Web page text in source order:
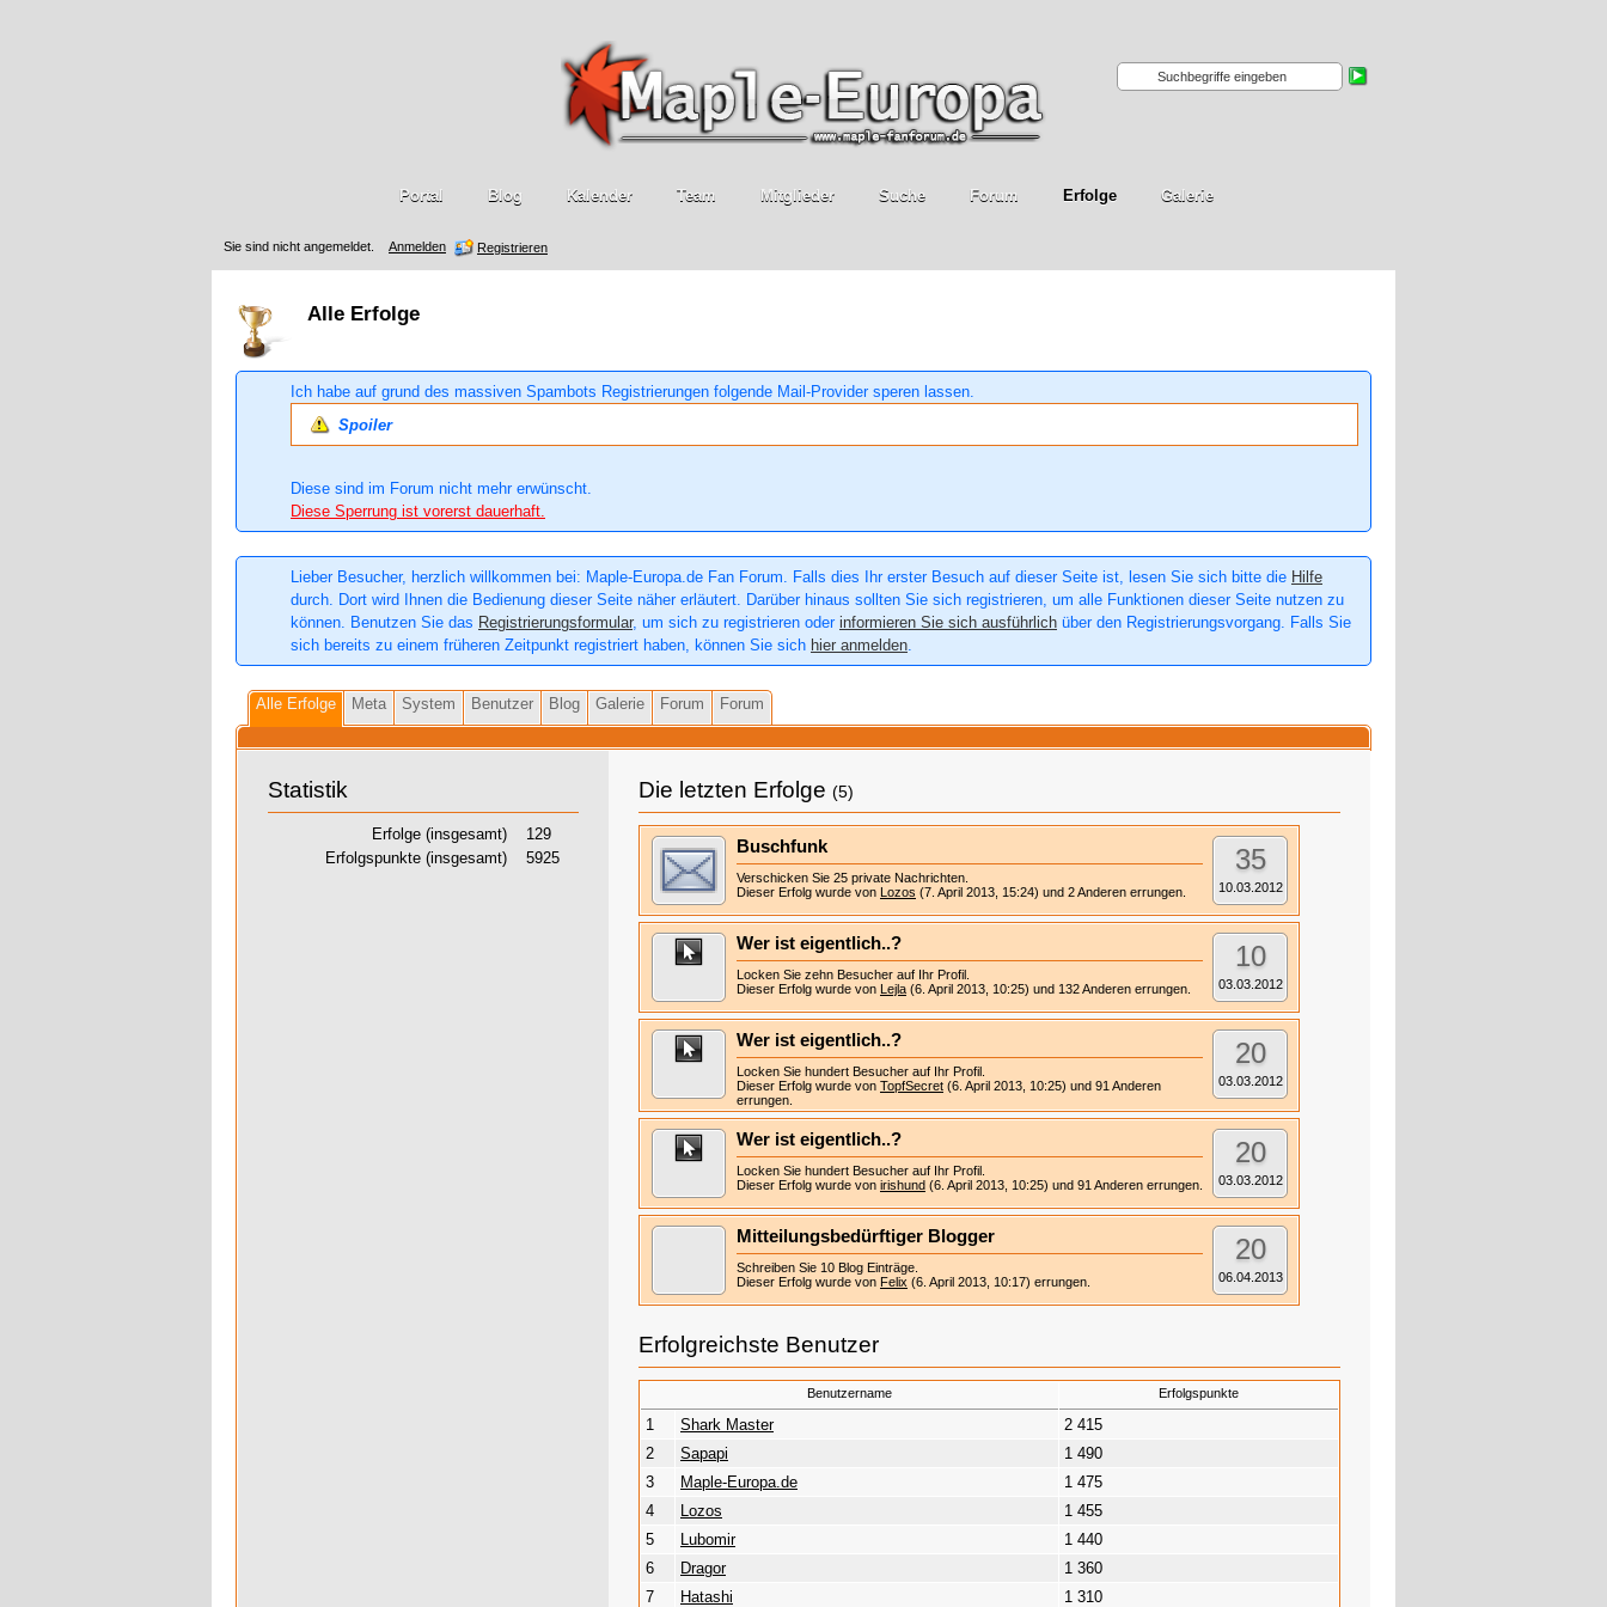
Sie sind nicht angemeldet. Anmelden Registrieren
Portal Blog Kalender Team Mitglieder Suche Forum Erfolge Galerie
Alle Erfolge
Ich habe auf grund des massiven Spambots Registrierungen folgende Mail-Provider speren lassen.
Spoiler
Diese sind im Forum nicht mehr erwünscht.
Diese Sperrung ist vorerst dauerhaft.
Lieber Besucher, herzlich willkommen bei: Maple-Europa.de Fan Forum. Falls dies Ihr erster Besuch auf dieser Seite ist, lesen Sie sich bitte die Hilfe
durch. Dort wird Ihnen die Bedienung dieser Seite näher erläutert. Darüber hinaus sollten Sie sich registrieren, um alle Funktionen dieser Seite nutzen zu
können. Benutzen Sie das Registrierungsformular, um sich zu registrieren oder informieren Sie sich ausführlich über den Registrierungsvorgang. Falls Sie
sich bereits zu einem früheren Zeitpunkt registriert haben, können Sie sich hier anmelden.
Alle Erfolge Meta System Benutzer Blog Galerie Forum Forum
Statistik
Erfolge (insgesamt)
129
Erfolgspunkte (insgesamt)
5925
Die letzten Erfolge (5)
Buschfunk
Verschicken Sie 25 private Nachrichten.
Dieser Erfolg wurde von Lozos (7. April 2013, 15:24) und 2 Anderen errungen.
35
10.03.2012
Wer ist eigentlich..?
Locken Sie zehn Besucher auf Ihr Profil.
Dieser Erfolg wurde von Lejla (6. April 2013, 10:25) und 132 Anderen errungen.
10
03.03.2012
Wer ist eigentlich..?
Locken Sie hundert Besucher auf Ihr Profil.
Dieser Erfolg wurde von TopfSecret (6. April 2013, 10:25) und 91 Anderen
errungen.
20
03.03.2012
Wer ist eigentlich..?
Locken Sie hundert Besucher auf Ihr Profil.
Dieser Erfolg wurde von irishund (6. April 2013, 10:25) und 91 Anderen errungen.
20
03.03.2012
Mitteilungsbedürftiger Blogger
Schreiben Sie 10 Blog Einträge.
Dieser Erfolg wurde von Felix (6. April 2013, 10:17) errungen.
20
06.04.2013
Erfolgreichste Benutzer
Benutzername Erfolgspunkte
1 Shark Master
2 415
2
Sapapi
1 490
3
Maple-Europa.de
1 475
4
Lozos
1 455
5
Lubomir
1 440
6
Dragor
1 360
7
Hatashi 1 310